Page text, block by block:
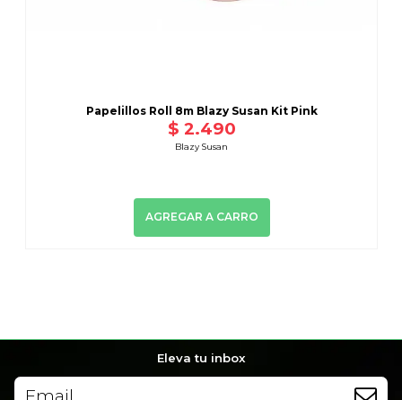
Papelillos Roll 8m Blazy Susan Kit Pink
$ 2.490
Blazy Susan
AGREGAR A CARRO
Eleva tu inbox